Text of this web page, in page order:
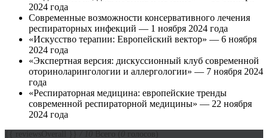
2024 года
Современные возможности консервативного лечения
респираторных инфекций — 1 ноября 2024 года
«Искусство терапии: Европейский вектор» — 6 ноября
2024 года
«Экспертная версия: дискуссионный клуб современной
оториноларингологии и аллергологии» — 7 ноября 2024
года
«Респираторная медицина: европейские тренды
современной респираторной медицины» — 22 ноября
2024 года